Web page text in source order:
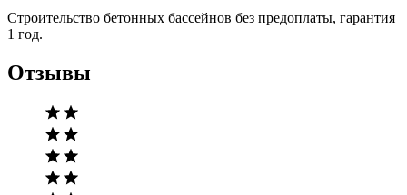
Строительство бетонных бассейнов без предоплаты, гарантия
1 год.
Отзывы